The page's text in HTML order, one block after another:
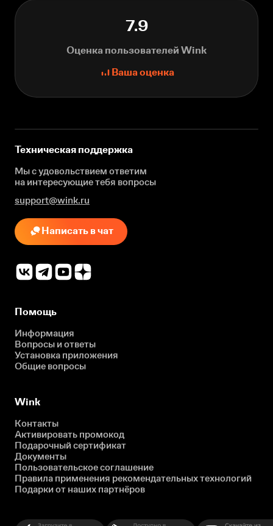
7.9
Оценка пользователей Wink
Ваша оценка
Техническая поддержка
Мы с удовольствием ответим
на интересующиетебя вопросы
support@wink.ru
Написать в чат
Помощь
Информация
Вопросы и ответы
Установка приложения
Общие вопросы
Wink
Контакты
Активировать промокод
Подарочный сертификат
Документы
Пользовательское соглашение
Правила применения рекомендательных технологий
Подарки от наших партнёров